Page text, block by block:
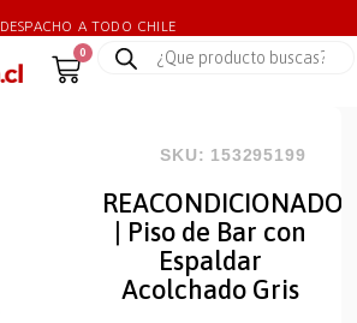
DESPACHO A TODO CHILE
0
SKU: 153295199
REACONDICIONADO
| Piso de Bar con
Espaldar
Acolchado Gris